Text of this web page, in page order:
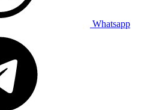
Whatsapp